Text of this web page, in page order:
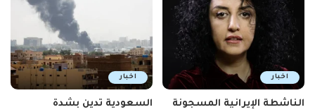
اخبار
الناشطة الإيرانية المسجونة
اخبار
السعودية تدين بشدة